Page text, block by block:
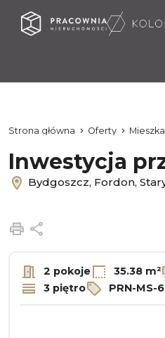
Strona główna Oferty
Inwestycja
Bydgoszcz, Fordon,
Drukuj
2 pokoje 35.38 m²
3 piętro PRN-MS-